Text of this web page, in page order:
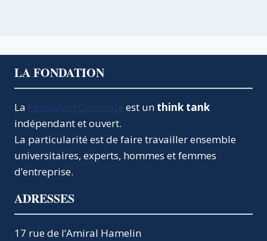
LA FONDATION
La Fondation Concorde est un think tank
indépendant et ouvert.
La particularité est de faire travailler ensemble
universitaires, experts, hommes et femmes
d’entreprise.
ADRESSES
17 rue de l’Amiral Hamelin